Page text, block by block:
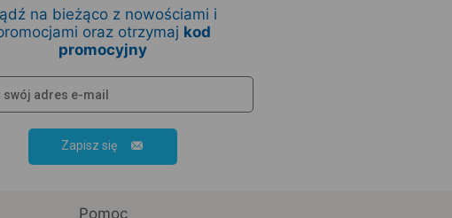
na bieżąco z nowościami i
oraz otrzymaj kod
promocyjny
Zapisz się
Pomoc